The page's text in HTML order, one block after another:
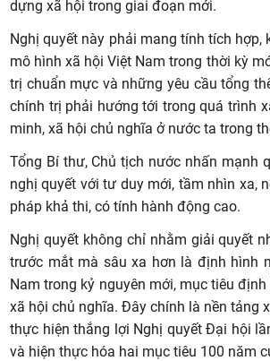
dựng xã hội trong giai đoạn mới.
Nghị quyết này phải mang tính tích hợp,
mô hình xã hội Việt Nam trong thời kỳ
trị chuẩn mực và những yêu cầu tổng
chính trị phải hướng tới trong quá trình
minh, xã hội chủ nghĩa ở nước ta trong
Tổng Bí thư, Chủ tịch nước nhấn mạnh
nghị quyết với tư duy mới, tầm nhìn xa,
pháp khả thi, có tính hành động cao.
Nghị quyết không chỉ nhằm giải quyết
trước mắt mà sâu xa hơn là định hình
Nam trong kỷ nguyên mới, mục tiêu
xã hội chủ nghĩa. Đây chính là nền tảng
thực hiện thắng lợi Nghị quyết Đại hội
và hiện thực hóa hai mục tiêu 100 năm